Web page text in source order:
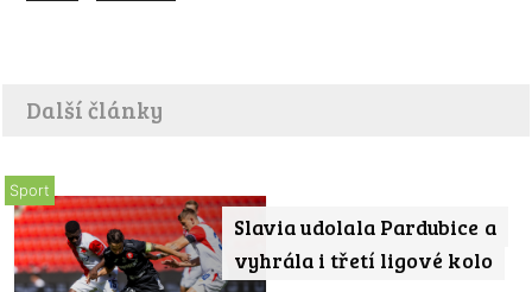
Další články
Slavia udolala Pardubice a
vyhrála i třetí ligové kolo
Sport